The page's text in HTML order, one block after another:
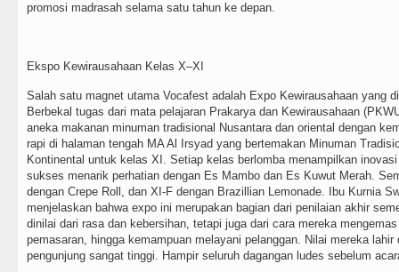
promosi madrasah selama satu tahun ke depan.
Ekspo Kewirausahaan Kelas X–XI
Salah satu magnet utama Vocafest adalah Expo Kewirausahaan yang
Berbekal tugas dari mata pelajaran Prakarya dan Kewirausahaan
aneka makanan minuman tradisional Nusantara dan oriental dengan
rapi di halaman tengah MA Al Irsyad yang bertemakan Minuman
Kontinental untuk kelas XI. Setiap kelas berlomba menampilkan
sukses menarik perhatian dengan Es Mambo dan Es Kuwut Merah.
dengan Crepe Roll, dan XI-F dengan Brazillian Lemonade. Ibu Kurnia
menjelaskan bahwa expo ini merupakan bagian dari penilaian akhir
dinilai dari rasa dan kebersihan, tetapi juga dari cara mereka
pemasaran, hingga kemampuan melayani pelanggan. Nilai mereka
pengunjung sangat tinggi. Hampir seluruh dagangan ludes sebelum